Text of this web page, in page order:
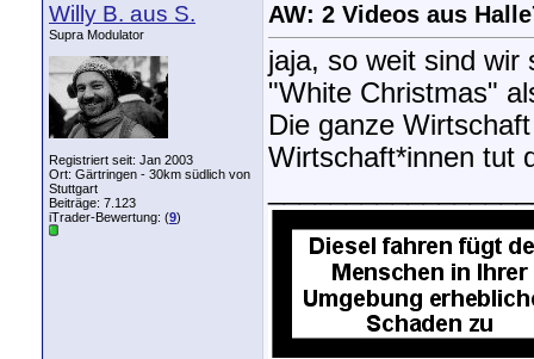
Willy B. aus S.
Supra Modulator
Registriert seit: Jan 2003
Ort: Gärtringen - 30km südlich von
Stuttgart
Beiträge: 7.123
iTrader-Bewertung: (9)
AW: 2 Videos aus
jaja, so weit sind wir
"White Christmas"
Die ganze
Wirtschaft*innen tut